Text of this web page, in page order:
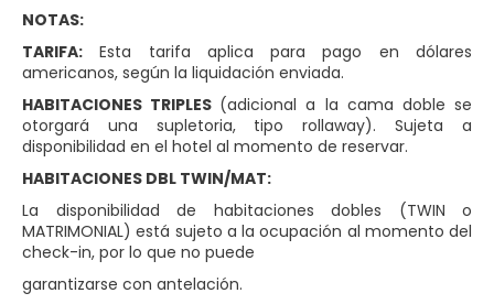
NOTAS:
TARIFA: Esta tarifa aplica para pago en dólares
americanos, según la liquidación enviada.
HABITACIONES TRIPLES (adicional a la cama doble se
otorgará una supletoria, tipo rollaway). Sujeta a
disponibilidad en el hotel al momento de reservar.
HABITACIONES DBL TWIN/MAT:
La disponibilidad de habitaciones dobles (TWIN o
MATRIMONIAL) está sujeto a la ocupación al momento del
check-in, por lo que no puede
garantizarse con antelación.